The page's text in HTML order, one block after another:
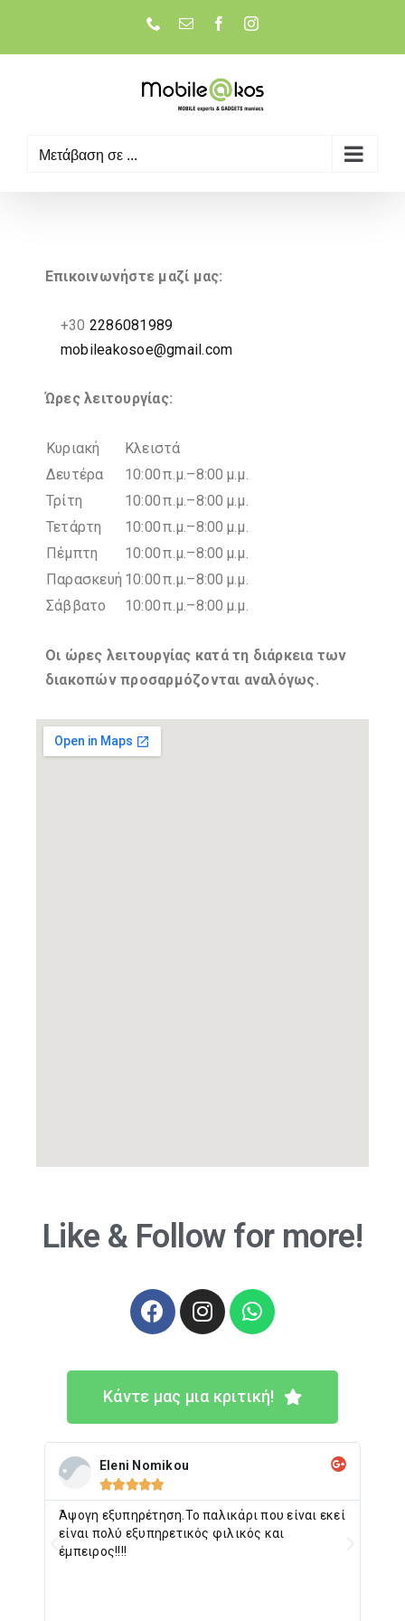
Μετάβαση σε ...
Επικοινωνήστε μαζί μας:
+30 2286081989
mobileakosoe@gmail.com
Ώρες λειτουργίας:
Κυριακή
Κλειστά
Δευτέρα
10:00 π.μ.–8:00 μ.μ.
Τρίτη
10:00 π.μ.–8:00 μ.μ.
Τετάρτη
10:00 π.μ.–8:00 μ.μ.
Πέμπτη
10:00 π.μ.–8:00 μ.μ.
Παρασκευή 10:00 π.μ.–8:00 μ.μ.
Σάββατο
10:00 π.μ.–8:00 μ.μ.
Οι ώρες λειτουργίας κατά τη διάρκεια των
διακοπών προσαρμόζονται αναλόγως.
Like & Follow for more!
Κάντε μας μια κριτική!
Eleni Nomikou

Άψογη εξυπηρέτηση.Το παλικάρι που είναι εκεί
είναι πολύ εξυπηρετικός φιλικός και
έμπειρος!!!!